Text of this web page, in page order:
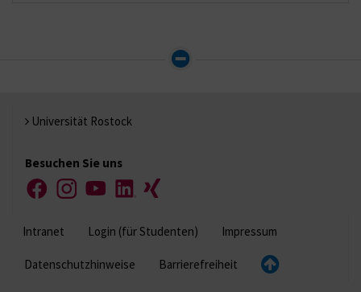
Universität Rostock
Besuchen Sie uns
FacebookInstagramYouTubeLinkedIn
Xing
Intranet Login (für Studenten) Impressum
Datenschutzhinweise Barrierefreiheit